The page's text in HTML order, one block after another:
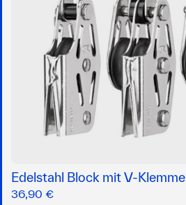
Edelstahl Block mit V-Klemme
36,90 €